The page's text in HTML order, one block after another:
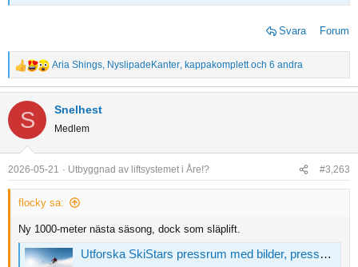
Svara Forum
R
e
a
t
i
o
n
Aria Shings, NyslipadeKanter, kappakomplettoch 6 andra
S Snelhest
Medlem
2026-05-21 Utbyggnad av liftsystemet i Åre!? #3,263
flocky sa:
Ny 1000-meter nästa säsong, dock som släplift.
Utforska SkiStars pressrum med bilder, presskontakt m.m.